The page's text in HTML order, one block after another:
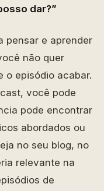
dar?”
pensar e aprender
não quer
o episódio acabar.
você pode
pode encontrar
abordados ou
no seu blog, no
relevante na
de